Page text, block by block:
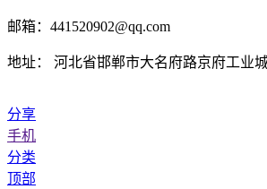
邮箱：441520902@qq.com
地址： 河北省邯郸市大名府路京府工业
分享
手机
分类
顶部